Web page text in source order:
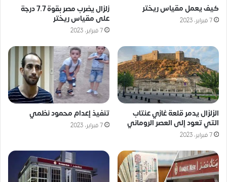
كيف يعمل مقياس ريختر
7 فبراير، 2023
زلزال يضرب مصر بقوة 7.7 درجة
على مقياس ريختر
7 فبراير، 2023
الزلزال يدمر قلعة غازي عنتاب
التي تعود إلى العصر الروماني
7 فبراير، 2023
تنفيذ إعدام محمود نظمي
7 فبراير، 2023